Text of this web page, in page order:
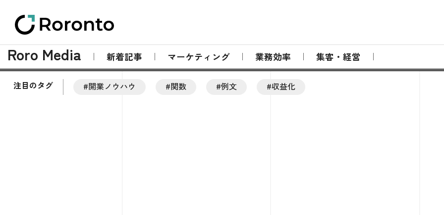
Roro Media 新着記事 マーケティング 業務効率 集客・経営
注目のタグ #開業ノウハウ #関数 #例文 #収益化